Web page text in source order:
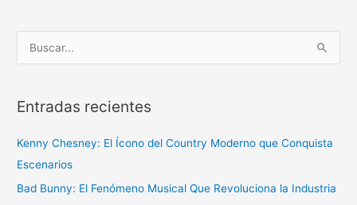
u
c
r
p
o
Entradas recientes
Kenny Chesney: El Ícono del Country Moderno que Conquista
Escenarios
Bad Bunny: El Fenómeno Musical Que Revoluciona la Industria